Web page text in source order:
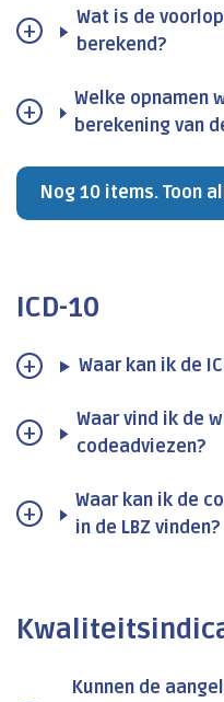
Wat is de
berekend?
Welke opnamen
berekening van
Nog 10 items. Toon
ICD-10
Waar kan ik de
Waar vind ik de
codeadviezen?
Waar kan ik de
in de LBZ vinden?
Kunnen de